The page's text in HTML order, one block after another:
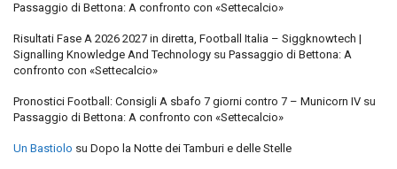
Passaggio di Bettona: A confronto con «Settecalcio»
Risultati Fase A 2026 2027 in diretta, Football Italia – Siggknowtech |
Signalling Knowledge And Technology su Passaggio di Bettona: A
confronto con «Settecalcio»
Pronostici Football: Consigli A sbafo 7 giorni contro 7 – Municorn IV su
Passaggio di Bettona: A confronto con «Settecalcio»
Un Bastiolo su Dopo la Notte dei Tamburi e delle Stelle